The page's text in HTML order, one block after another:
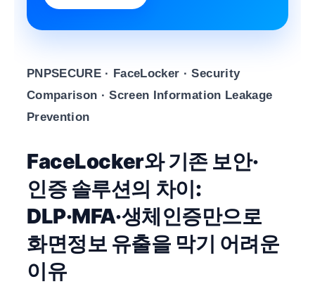
PNPSECURE · FaceLocker · Security
Comparison · Screen Information Leakage
Prevention
FaceLocker와 기존 보안·
인증 솔루션의 차이:
DLP·MFA·생체인증만으로
화면정보 유출을 막기 어려운
이유